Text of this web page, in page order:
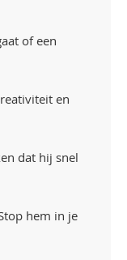
of een
en
dat hij snel
hem in je